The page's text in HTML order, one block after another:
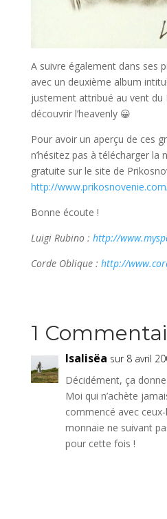
A suivre également dans ses
avec un deuxième album
justement attribué au vent du
découvrir l’heavenly 😀
Pour avoir un aperçu de ces
n’hésitez pas à télécharger la
gratuite sur le site de
http://
Bonne écoute !
Luigi Rubino : http://
Corde Oblique : http://
1
Isalisëa sur 8 avril
Décidément, ça
Moi qui n’achète
commencé avec
monnaie ne suivant
pour cette fois !